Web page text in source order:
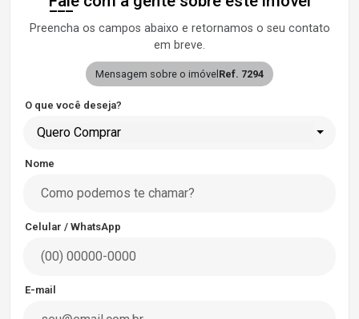
Preencha os campos abaixo e retornamos o seu contato
em breve.
Mensagem sobre o imóvel Ref. 7294
O que você deseja?
Quero Comprar
Nome
Celular / WhatsApp
E-mail